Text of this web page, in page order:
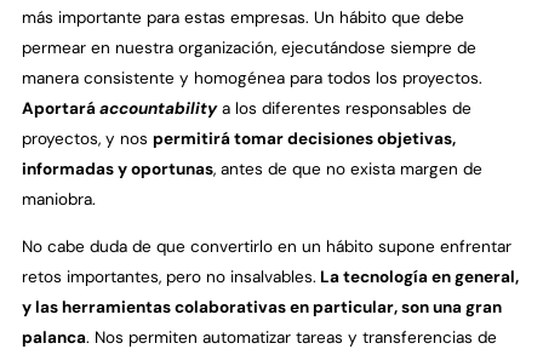
más importante para estas empresas. Un hábito que debe
permear en nuestra organización, ejecutándose siempre de
manera consistente y homogénea para todos los proyectos.
Aportaráaccountabilitya los diferentes responsables de
proyectos, y nos permitirá tomar decisiones objetivas,
informadas y oportunas, antes de que no exista margen de
maniobra.
No cabe duda de que convertirlo en un hábito supone enfrentar
retos importantes, pero no insalvables. La tecnología en general,
y las herramientas colaborativas en particular, son una gran
palanca. Nos permiten automatizar tareas y transferencias de